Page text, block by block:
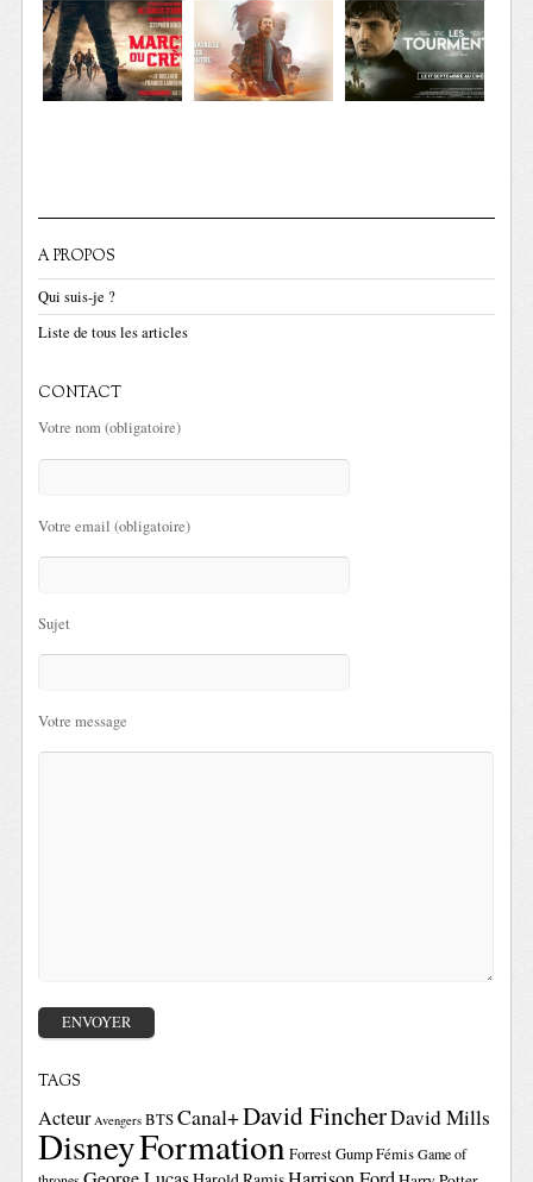
A PROPOS
Qui suis-je ?
Liste de tous les articles
CONTACT
Votre nom (obligatoire)
Votre email (obligatoire)
Sujet
Votre message
TAGS
Acteur Avengers BTSCanal+David FincherDavid Mills
DisneyFormationForrest GumpFémis Game of